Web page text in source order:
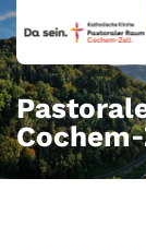
Zum Inhalt